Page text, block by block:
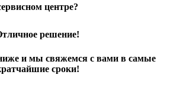
центре?
решение!
и мы свяжемся с вами в самые
сроки!